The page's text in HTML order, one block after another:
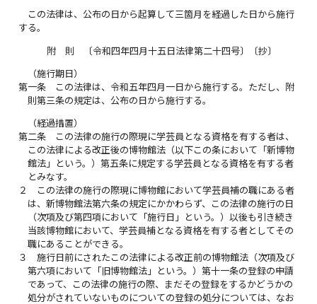
この法律は、公布の日から起算して三箇月を経過した日から施行
する。
附 則 〔令和四年四月十五日法律第二十四号〕〔抄〕
（施行期日）
第一条
この法律は、令和五年四月一日から施行する。ただし、附
則第三条の規定は、公布の日から施行する。
（経過措置）
第二条
この法律の施行の際現に学芸員となる資格を有する者は、
この法律による改正後の博物館法（以下この条において「新博物
館法」という。）第五条に規定する学芸員となる資格を有する者
とみなす。
２
この法律の施行の際現に博物館において学芸員補の職にある者
は、新博物館法第六条の規定にかかわらず、この法律の施行の日
（次項及び第四項において「施行日」という。）以後も引き続き
当該博物館において、学芸員補となる資格を有する者としてその
職にあることができる。
３
施行日前にされたこの法律による改正前の博物館法（次項及び
第六項において「旧博物館法」という。）第十一条の登録の申請
であって、この法律の施行の際、まだその登録をするかどうかの
処分がされていないものについての登録の処分については、なお